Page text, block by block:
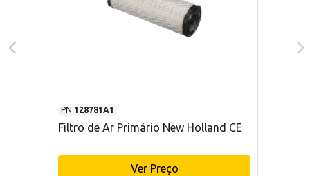
PN 128781A1
Filtro de Ar Primário New Holland CE
Ver Preço